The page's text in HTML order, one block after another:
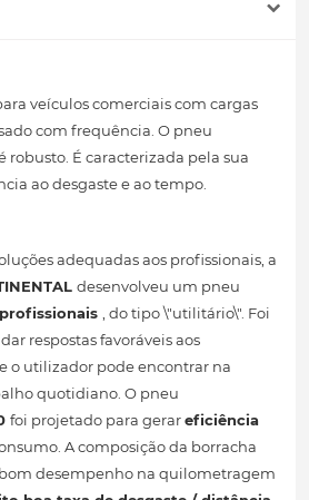
veículos comerciais com cargas
com frequência. O pneu
robusto. É caracterizada pela sua
ao desgaste e ao tempo.
adequadas aos profissionais, a
desenvolveu um pneu
, do tipo \"utilitário\". Foi
respostas favoráveis ​​aos
o utilizador pode encontrar na
quotidiano. O pneu
foi projetado para gerareficiência
A composição da borracha
desempenho na quilometragem